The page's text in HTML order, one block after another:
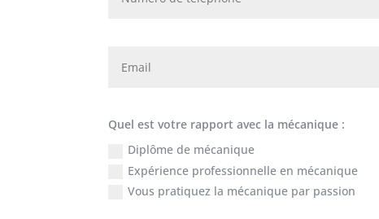
Quel est votre rapport avec la mécanique :
Diplôme de mécanique
Expérience professionnelle en mécanique
Vous pratiquez la mécanique par passion